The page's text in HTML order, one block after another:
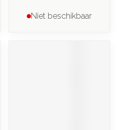
Niet beschikbaar